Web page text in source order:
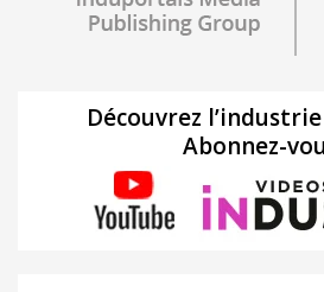
Découvrez
Abonnez-